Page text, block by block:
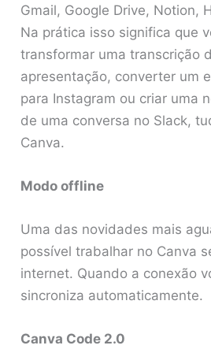
Gmail, Google Drive, Notion,
Na prática isso significa que
transformar uma transcrição
apresentação, converter um
para Instagram ou criar uma
de uma conversa no Slack,
Canva.
Modo offline
Uma das novidades mais
possível trabalhar no Canva
internet. Quando a conexão
sincroniza automaticamente.
Canva Code 2.0